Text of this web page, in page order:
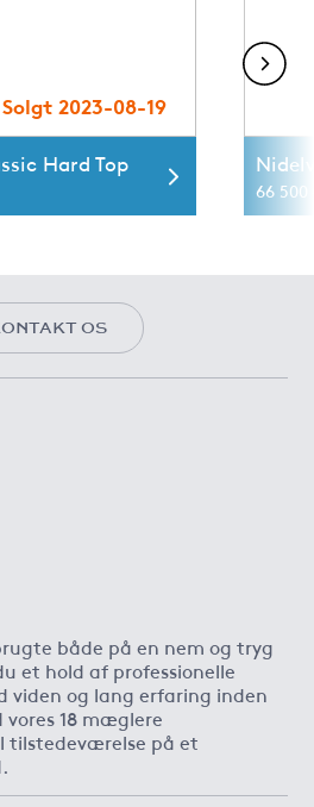
Solgt 2023-08-19
Hard Top
66 500
OS
både på en nem og tryg
et hold af professionelle
viden og lang erfaring inden
18 mæglere
tilstedeværelse på et